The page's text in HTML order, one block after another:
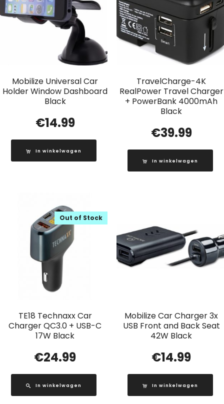
Mobilize Universal Car
Holder Window Dashboard
Black
€14.99
In winkelwagen
TravelCharge-4K
RealPower Travel Charger
+ PowerBank 4000mAh
Black
€39.99
In winkelwagen
TE18 Technaxx Car
Charger QC3.0 + USB-C
17W Black
Out of Stock
€24.99
In winkelwagen
Mobilize Car Charger 3x
USB Front and Back Seat
42W Black
€14.99
In winkelwagen